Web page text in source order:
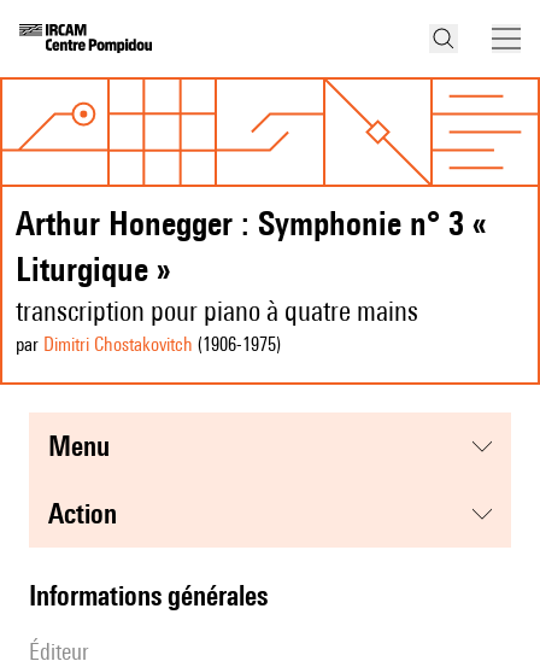
Arthur Honegger : Symphonie n° 3 «
Liturgique »
transcription pour piano à quatre mains
par Dimitri Chostakovitch (1906-1975)
menu
action
informations générales
éditeur